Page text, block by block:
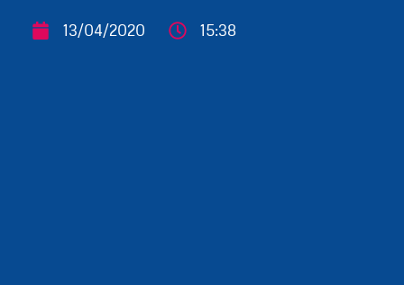
13/04/2020 15:38